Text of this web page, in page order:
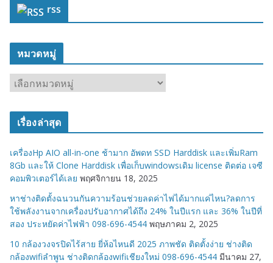
rss
หมวดหมู่
ม
ว
มู่
เรื่องล่าสุด
เครื่องHp AIO all-in-one ช้ามาก อัพดท SSD Harddisk และเพิ่มRam
8Gb และให้ Clone Harddisk เพื่อเก็บwindowsเดิม license ติดต่อ เจซี
คอมพิวเตอร์ได้เลย พฤศจิกายน 18, 2025
หาช่างติดตั้งฉนวนกันความร้อนช่วยลดค่าไฟได้มากแค่ไหน?ลดการ
ใช้พลังงานจากเครื่องปรับอากาศได้ถึง 24% ในปีแรก และ 36% ในปีที่
สอง ประหยัดค่าไฟฟ้า 098-696-4544 พฤษภาคม 2, 2025
10 กล้องวงจรปิดไร้สาย ยี่ห้อไหนดี 2025 ภาพชัด ติดตั้งง่าย ช่างติด
กล้องwifiลำพูน ช่างติดกล้องwifiเชียงใหม่ 098-696-4544 มีนาคม 27,